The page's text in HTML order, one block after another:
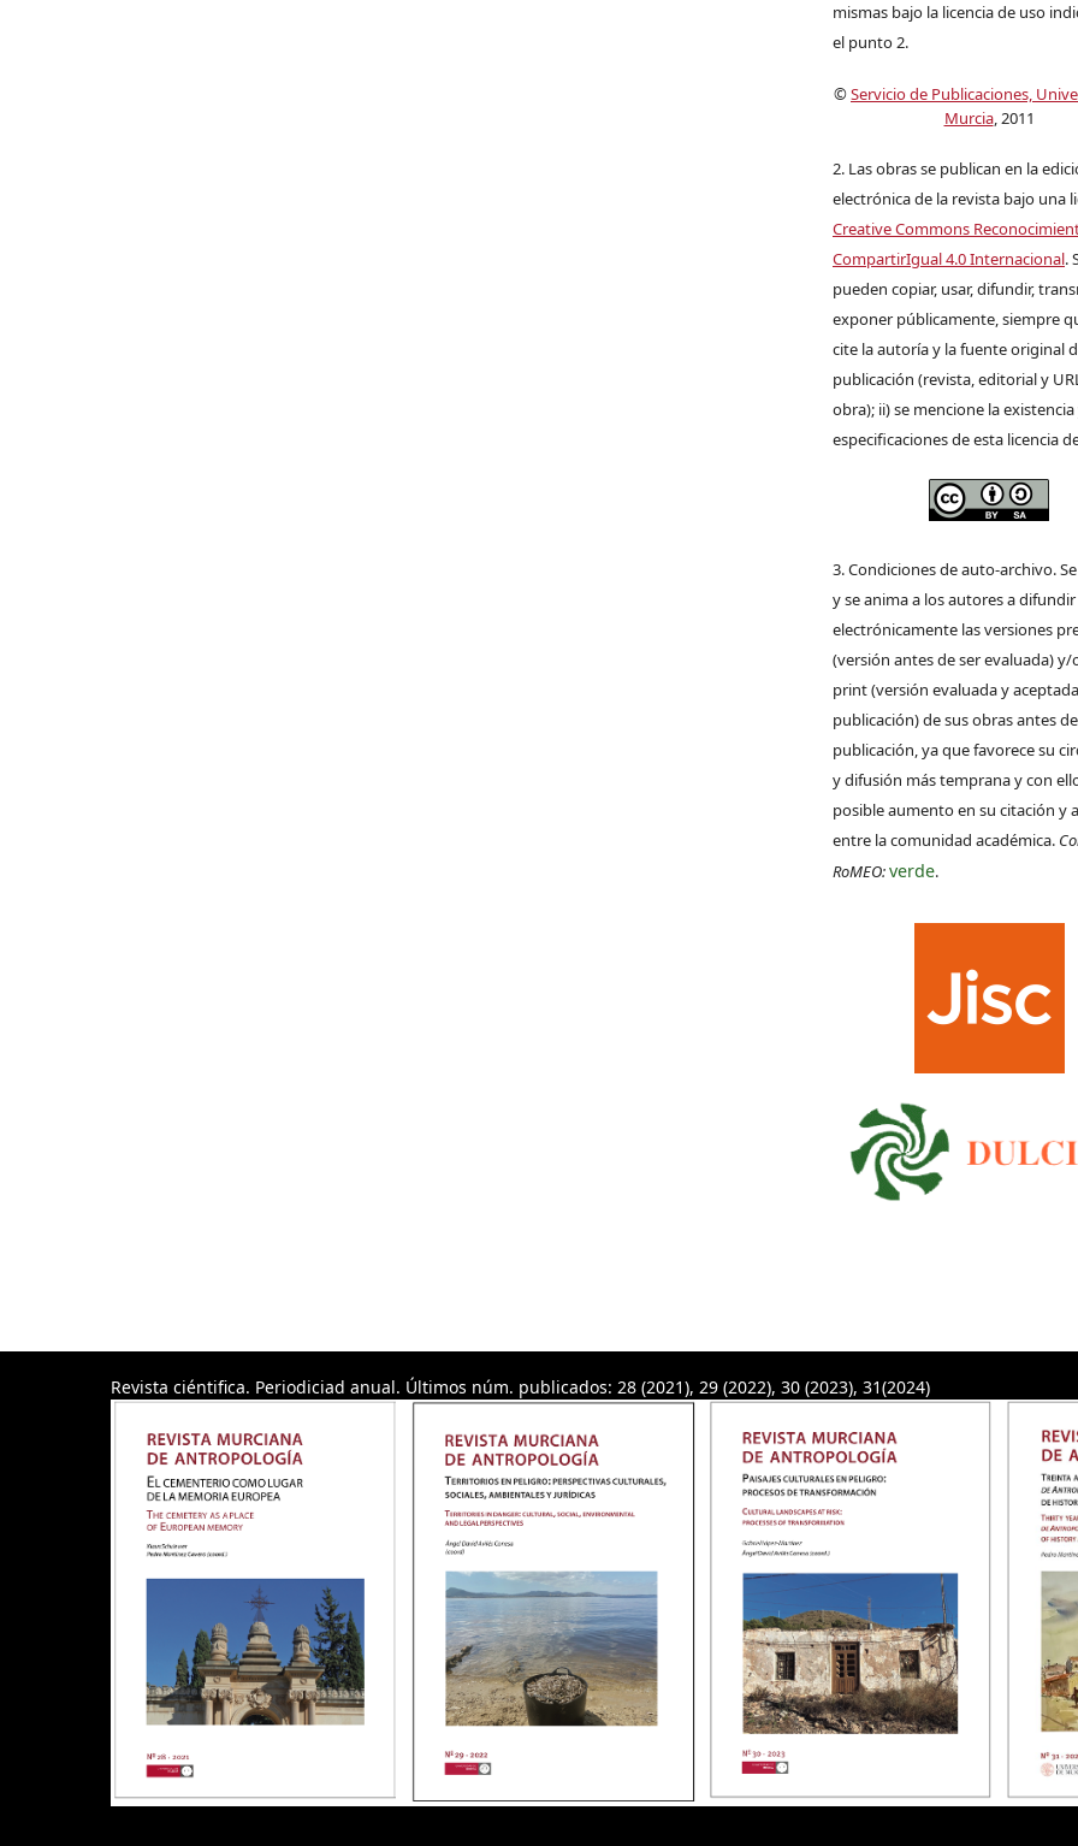
mismas bajo la licencia de uso
el punto 2.
©Servicio de Publicaciones,
Murcia, 2011
2. Las obras se publican en la
electrónica de la revista bajo una
Creative Commons
CompartirIgual 4.0 Internacional.
pueden copiar, usar, difundir,
exponer públicamente, siempre
cite la autoría y la fuente original
publicación (revista, editorial y
obra); ii) se mencione la existencia
especificaciones de esta licencia
3. Condiciones de auto-archivo.
y se anima a los autores a difundir
electrónicamente las versiones
(versión antes de ser evaluada) y/
print (versión evaluada y
publicación) de sus obras antes
publicación, ya que favorece su
y difusión más temprana y con
posible aumento en su citación y
entre la comunidad académica.
RoMEO:verde.
Revista ciéntifica. Periodiciad anual. Últimos núm. publicados: 28 (2021), 29 (2022), 30 (2023), 31(2024)